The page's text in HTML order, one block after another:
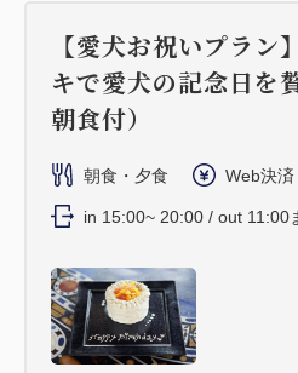
【愛犬お祝いプラン
キで愛犬の記念日を
朝食付）
朝食・夕食 Web決済
in 15:00~ 20:00 / out 11:00